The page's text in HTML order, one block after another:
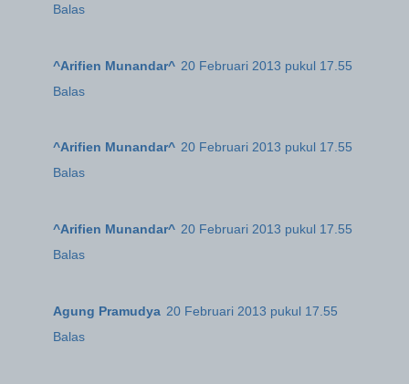
Balas
^Arifien Munandar^ 20 Februari 2013 pukul 17.55
Balas
^Arifien Munandar^ 20 Februari 2013 pukul 17.55
Balas
^Arifien Munandar^ 20 Februari 2013 pukul 17.55
Balas
Agung Pramudya 20 Februari 2013 pukul 17.55
Balas